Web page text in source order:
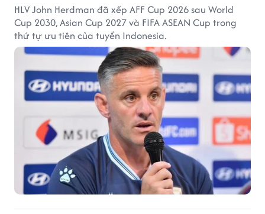
HLV John Herdman đã xếp AFF Cup 2026 sau World
Cup 2030, Asian Cup 2027 và FIFA ASEAN Cup trong
thứ tự ưu tiên của tuyển Indonesia.